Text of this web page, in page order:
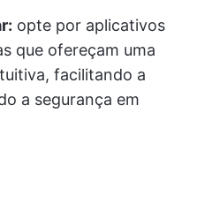
opte por aplicativos
que ofereçam uma
facilitando a
a segurança em